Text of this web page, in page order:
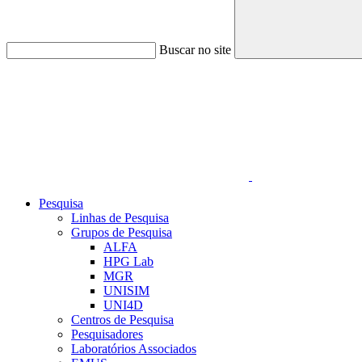
Buscar no site
Pesquisa
Linhas de Pesquisa
Grupos de Pesquisa
ALFA
HPG Lab
MGR
UNISIM
UNI4D
Centros de Pesquisa
Pesquisadores
Laboratórios Associados